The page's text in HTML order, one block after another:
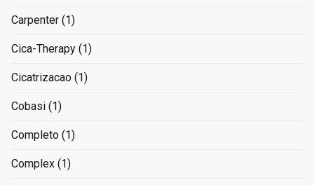
Carpenter (1)
Cica-Therapy (1)
Cicatrizacao (1)
Cobasi (1)
Completo (1)
Complex (1)